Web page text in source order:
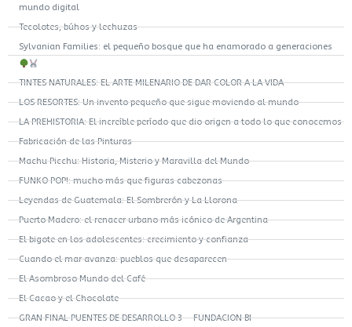
mundo digital
Tecolotes, búhos y lechuzas
Sylvanian Families: el pequeño bosque que ha enamorado a generaciones
TINTES NATURALES: EL ARTE MILENARIO DE DAR COLOR A LA VIDA
LOS RESORTES: Un invento pequeño que sigue moviendo al mundo
LA PREHISTORIA: El increíble período que dio origen a todo lo que conocemos
Fabricación de las Pinturas
Machu Picchu: Historia, Misterio y Maravilla del Mundo
FUNKO POP!: mucho más que figuras cabezonas
Leyendas de Guatemala: El Sombrerón y La Llorona
Puerto Madero: el renacer urbano más icónico de Argentina
El bigote en los adolescentes: crecimiento y confianza
Cuando el mar avanza: pueblos que desaparecen
El Asombroso Mundo del Café
El Cacao y el Chocolate
GRAN FINAL PUENTES DE DESARROLLO 3 – FUNDACION BI